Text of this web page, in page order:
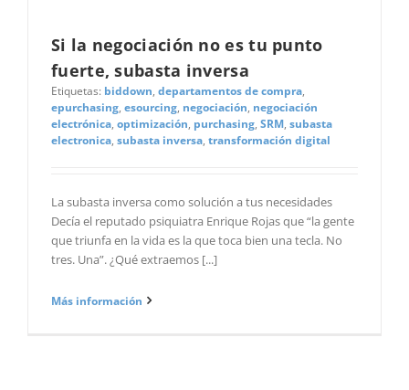
Si la negociación no es tu punto
fuerte, subasta inversa
Etiquetas: biddown, departamentos de compra,
epurchasing, esourcing, negociación, negociación
electrónica, optimización, purchasing, SRM, subasta
electronica, subasta inversa, transformación digital
La subasta inversa como solución a tus necesidades
Decía el reputado psiquiatra Enrique Rojas que “la gente
que triunfa en la vida es la que toca bien una tecla. No
tres. Una”. ¿Qué extraemos [...]
Más información